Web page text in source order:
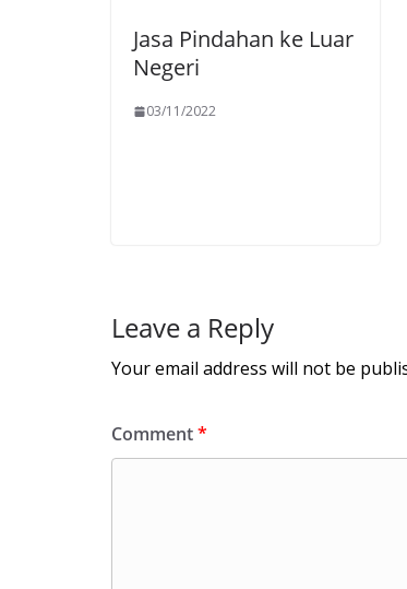
Jasa Pindahan ke Luar
Negeri
03/11/2022
Leave a Reply
Your email address will not be
Comment*